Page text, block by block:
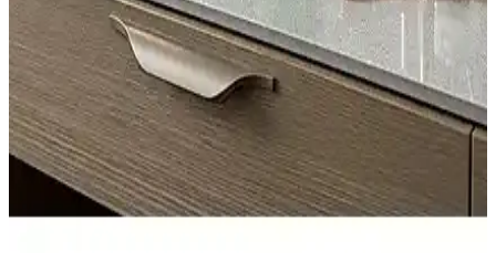
Özdilek banyo kesesi, yumuşak dokusu ve etkili temizlik
özellikleriyle cilt bakımını kolaylaştırır. Pratik kullanımı ve uygun
fiyatıyla günlük bakım rutininizin vazgeçilmez parçası olur.
Bal Ağacı Üç Aromalı Küvet Topları Gül Lavanta
Vanilya Rahatlatıcı Banyo Deneyimi
Bal Ağacı'nın gül, lavanta ve vanilya aromalı küvet topları, cildi
nemlendirir, rahatlatır ve ferahlatıcı kokularıyla stresinizi azaltır.
Doğal içeriklerle hazırlanan bu ürün, kaliteli ve güvenilir bir banyo
deneyimi sunar.